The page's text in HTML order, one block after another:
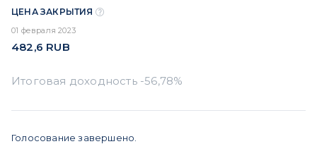
ЦЕНА ЗАКРЫТИЯ
01 февраля 2023
482,6 RUB
Голосование завершено.